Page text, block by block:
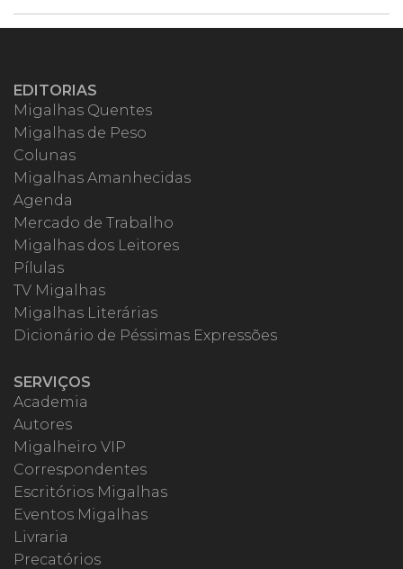
EDITORIAS
Migalhas Quentes
Migalhas de Peso
Colunas
Migalhas Amanhecidas
Agenda
Mercado de Trabalho
Migalhas dos Leitores
Pílulas
TV Migalhas
Migalhas Literárias
Dicionário de Péssimas Expressões
SERVIÇOS
Academia
Autores
Migalheiro VIP
Correspondentes
Escritórios Migalhas
Eventos Migalhas
Livraria
Precatórios